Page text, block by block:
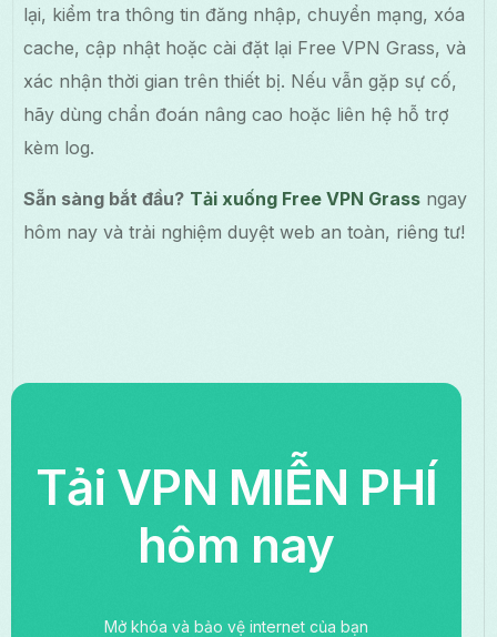
lại, kiểm tra thông tin đăng nhập, chuyển mạng, xóa
cache, cập nhật hoặc cài đặt lại Free VPN Grass, và
xác nhận thời gian trên thiết bị. Nếu vẫn gặp sự cố,
hãy dùng chẩn đoán nâng cao hoặc liên hệ hỗ trợ
kèm log.
Sẵn sàng bắt đầu? Tải xuống Free VPN Grass ngay
hôm nay và trải nghiệm duyệt web an toàn, riêng tư!
Tải VPN MIỄN PHÍ
hôm nay
Mở khóa và bảo vệ internet của bạn